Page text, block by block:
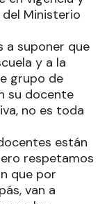
Ministerio
a suponer que
y a la
grupo de
su docente
no es toda
están
respetamos
que por
van a